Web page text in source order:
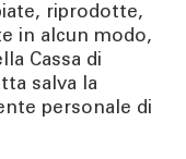
riprodotte,
in alcun modo,
Cassa di
salva la
personale di